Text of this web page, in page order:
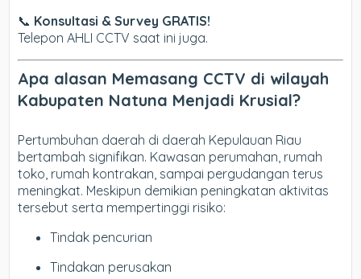
📞 Konsultasi & Survey GRATIS!
Telepon AHLI CCTV saat ini juga.
Apa alasan Memasang CCTV di wilayah
Kabupaten Natuna Menjadi Krusial?
Pertumbuhan daerah di daerah Kepulauan Riau
bertambah signifikan. Kawasan perumahan, rumah
toko, rumah kontrakan, sampai pergudangan terus
meningkat. Meskipun demikian peningkatan aktivitas
tersebut serta mempertinggi risiko:
Tindak pencurian
Tindakan perusakan